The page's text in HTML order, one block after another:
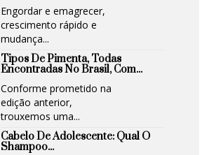
Engordar e emagrecer,
crescimento rápido e
mudança...
Tipos De Pimenta, Todas
Encontradas No Brasil, Com...
Conforme prometido na
edição anterior,
trouxemos uma...
Cabelo De Adolescente: Qual O
Shampoo...